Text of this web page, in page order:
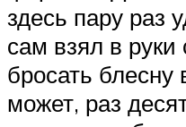
здесь пару раз
сам взял в руки
бросать блесну
может, раз